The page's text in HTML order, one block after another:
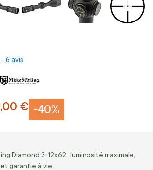
- 6 avis
-40%
€
Diamond 3-12x62 : luminosité maximale,
garantie à vie